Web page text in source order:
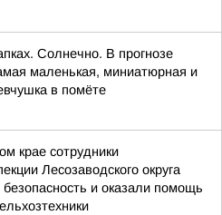
Солнечно. В прогнозе
маленькая, миниатюрная и
в помёте
крае сотрудники
Лесозаводского округа
и оказали помощь